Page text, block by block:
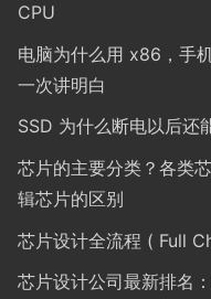
CPU
电脑为什么用 x86，手
一次讲明白
SSD 为什么断电以后还
芯片的主要分类？各类
辑芯片的区别
芯片设计全流程 ( Full
芯片设计公司最新排名